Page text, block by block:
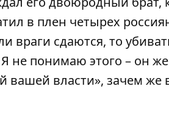
в плен четырех
враги сдаются, то
понимаю этого – он
власти», зачем же